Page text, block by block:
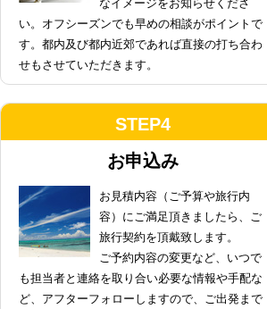
なイメージをお知らせくださ
い。オフシーズンでも早めの相談がポイントで
す。都内及び都内近郊であれば直接の打ち合わ
せもさせていただきます。
STEP4
お申込み
お見積内容（ご予算や旅行内
容）にご満足頂きましたら、ご
旅行契約を頂戴致します。
ご予約内容の変更など、いつで
も担当者と連絡を取り合い必要な情報や手配な
ど、アフターフォローしますので、ご出発まで